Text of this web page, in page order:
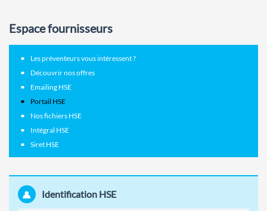
Espace fournisseurs
Les préventeurs vous intéressent ?
Découvrir nos offres
Emailing HSE
Portail HSE
Nos fichiers HSE
Intégral HSE
Siret HSE
Identification HSE